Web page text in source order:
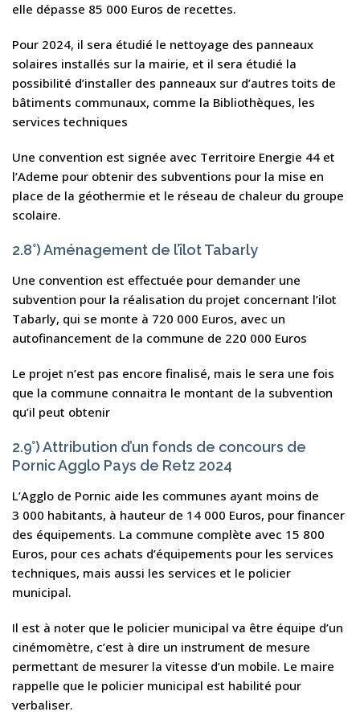
elle dépasse 85 000 Euros de recettes.
Pour 2024, il sera étudié le nettoyage des panneaux
solaires installés sur la mairie, et il sera étudié la
possibilité d’installer des panneaux sur d’autres toits de
bâtiments communaux, comme la Bibliothèques, les
services techniques
Une convention est signée avec Territoire Energie 44 et
l’Ademe pour obtenir des subventions pour la mise en
place de la géothermie et le réseau de chaleur du groupe
scolaire.
2.8°) Aménagement de l’îlot Tabarly
Une convention est effectuée pour demander une
subvention pour la réalisation du projet concernant l’ilot
Tabarly, qui se monte à 720 000 Euros, avec un
autofinancement de la commune de 220 000 Euros
Le projet n’est pas encore finalisé, mais le sera une fois
que la commune connaitra le montant de la subvention
qu’il peut obtenir
2.9°) Attribution d’un fonds de concours de
Pornic Agglo Pays de Retz 2024
L’Agglo de Pornic aide les communes ayant moins de
3 000 habitants, à hauteur de 14 000 Euros, pour financer
des équipements. La commune complète avec 15 800
Euros, pour ces achats d’équipements pour les services
techniques, mais aussi les services et le policier
municipal.
Il est à noter que le policier municipal va être équipe d’un
cinémomètre, c’est à dire un instrument de mesure
permettant de mesurer la vitesse d’un mobile. Le maire
rappelle que le policier municipal est habilité pour
verbaliser.